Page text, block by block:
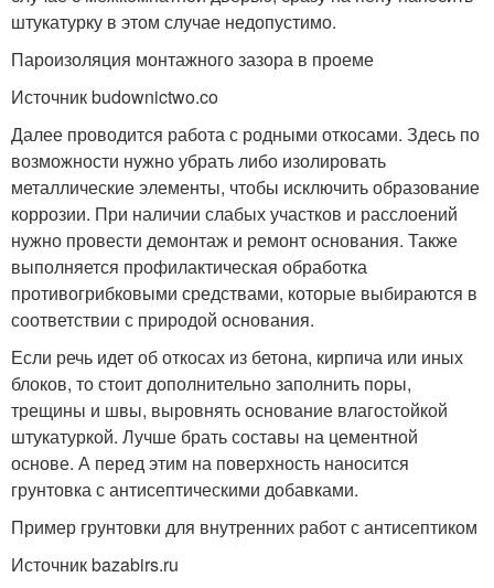
штукатурку в этом случае недопустимо.
Пароизоляция монтажного зазора в проеме
Источник budownictwo.co
Далее проводится работа с родными откосами. Здесь по
возможности нужно убрать либо изолировать
металлические элементы, чтобы исключить образование
коррозии. При наличии слабых участков и расслоений
нужно провести демонтаж и ремонт основания. Также
выполняется профилактическая обработка
противогрибковыми средствами, которые выбираются в
соответствии с природой основания.
Если речь идет об откосах из бетона, кирпича или иных
блоков, то стоит дополнительно заполнить поры,
трещины и швы, выровнять основание влагостойкой
штукатуркой. Лучше брать составы на цементной
основе. А перед этим на поверхность наносится
грунтовка с антисептическими добавками.
Пример грунтовки для внутренних работ с антисептиком
Источник bazabirs.ru